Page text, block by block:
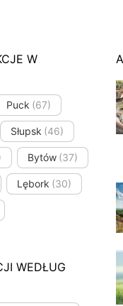
W
Puck (67)
Słupsk (46)
Bytów (37)
Lębork (30)
WEDŁUG